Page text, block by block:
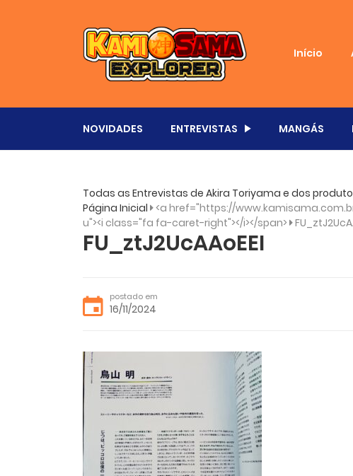
Início
NOVIDADES ENTREVISTAS MANGÁS
Todas as Entrevistas de Akira Toriyama e dos
Página Inicial <a href="https://
u"><i class="fa fa-caret-right"></i></span>
FU_ztJ2UcAAoEEI
postado em
16/11/2024